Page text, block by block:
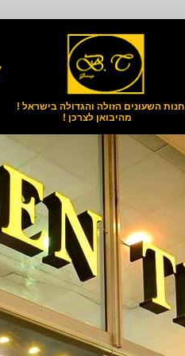
חנות השעונים הזולה והגדולה בישראל !
מהיבואן לצרכן !